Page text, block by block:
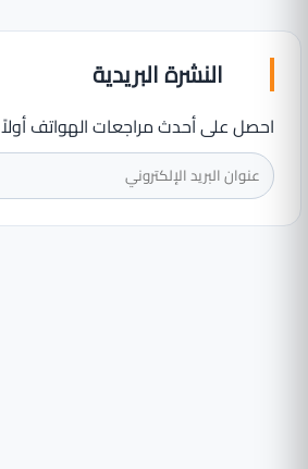
النشرة البريدية
احصل على أحدث مراجعات الهواتف أولاً